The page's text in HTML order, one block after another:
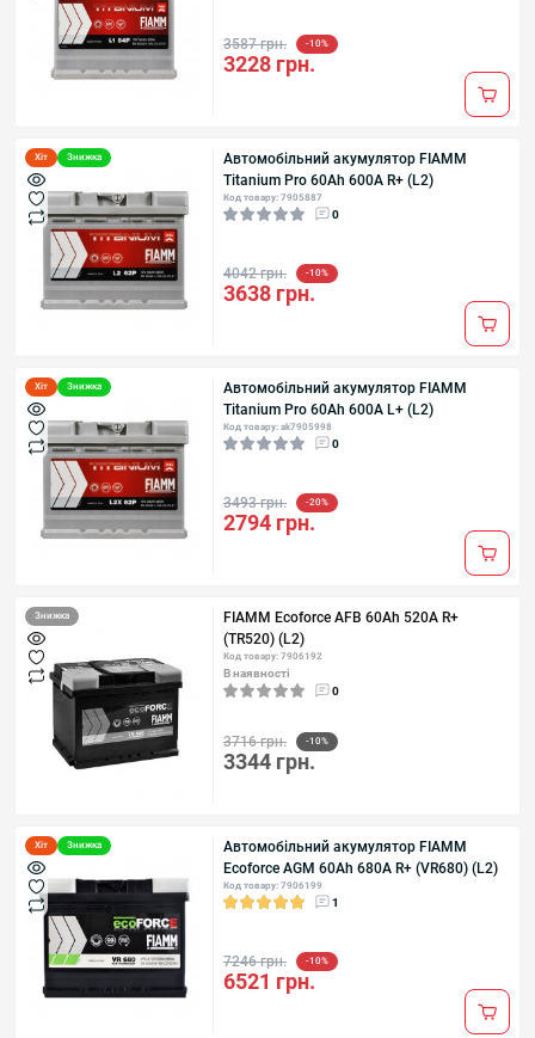
3587 грн. -10%
3228 грн.
Хіт Знижка
Автомобільний акумулятор FIAMM
Titanium Pro 60Аh 600А R+ (L2)
Код товару: 7905887
0
4042 грн. -10%
3638 грн.
Хіт Знижка
Автомобільний акумулятор FIAMM
Titanium Pro 60Аh 600А L+ (L2)
Код товару: ak7905998
0
3493 грн. -20%
2794 грн.
Знижка
FIAMM Ecoforce AFB 60Аh 520А R+
(TR520) (L2)
Код товару: 7906192
В наявності
0
3716 грн. -10%
3344 грн.
Хіт Знижка
Автомобільний акумулятор FIAMM
Ecoforce AGM 60Аh 680А R+ (VR680) (L2)
Код товару: 7906199
1
7246 грн. -10%
6521 грн.